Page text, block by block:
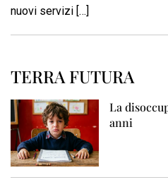
nuovi servizi […]
TERRA FUTURA
La
anni